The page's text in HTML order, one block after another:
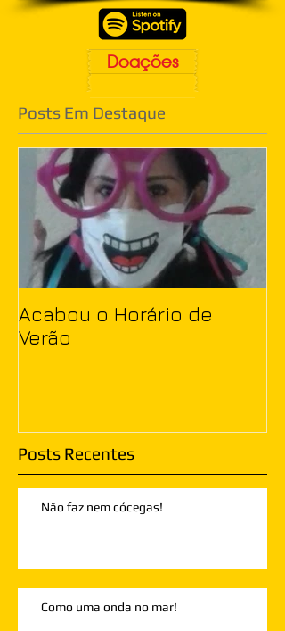
Doações
Posts Em Destaque
Acabou o Horário de
Verão
Posts Recentes
Não faz nem cócegas!
Como uma onda no mar!